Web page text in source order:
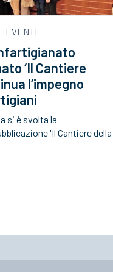
EVENTI
‘Il Cantiere
l’impegno
si è svolta la
'Il Cantiere della